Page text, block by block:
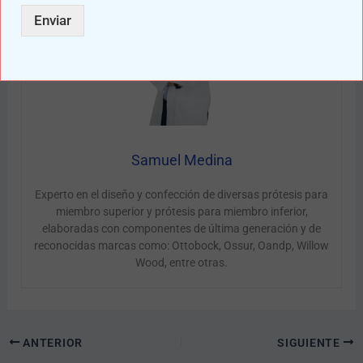
Samuel Medina
Experto en el diseño y confección de diversas prótesis para
miembro superior y prótesis para miembro inferior,
elaboradas con componentes de última generación y de
reconocidas marcas como: Ottobock, Ossur, Oandp, Willow
Wood, entre otras.
ANTERIOR SIGUIENTE
Enviar